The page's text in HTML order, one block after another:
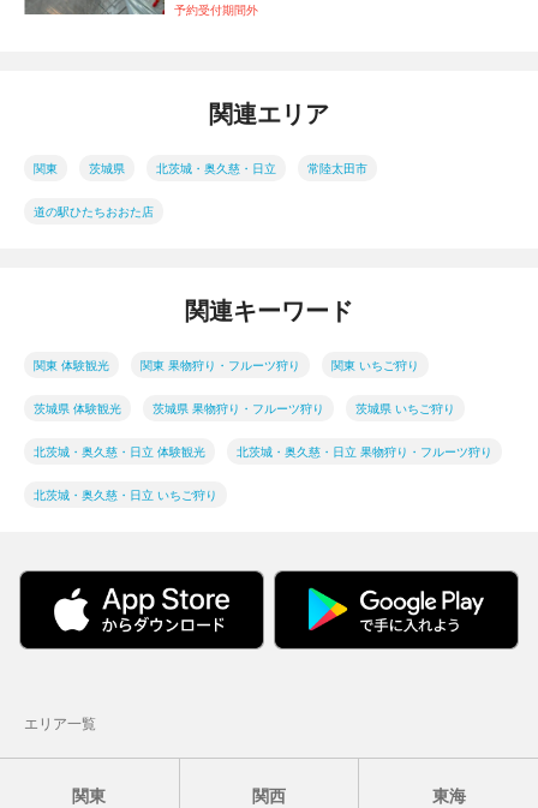
予約受付期間外
関連エリア
関東 茨城県 北茨城・奥久慈・日立 常陸太田市
道の駅ひたちおおた店
関連キーワード
関東 体験観光 関東 果物狩り・フルーツ狩り 関東 いちご狩り
茨城県 体験観光 茨城県 果物狩り・フルーツ狩り 茨城県 いちご狩り
北茨城・奥久慈・日立 体験観光 北茨城・奥久慈・日立 果物狩り・フルーツ狩り
北茨城・奥久慈・日立 いちご狩り
エリア一覧
関東 関西 東海